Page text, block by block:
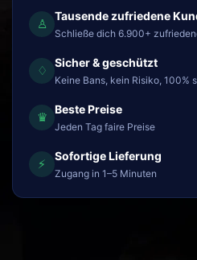
♙
Tausende zufriedene
Schließe dich 6.900+
♢
Sicher & geschützt
Keine Bans, kein Risiko, 100%
♛
Beste Preise
Jeden Tag faire Preise
⚡
Sofortige Lieferung
Zugang in 1–5 Minuten